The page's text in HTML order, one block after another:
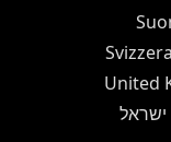
Svizzera
United
ישראל